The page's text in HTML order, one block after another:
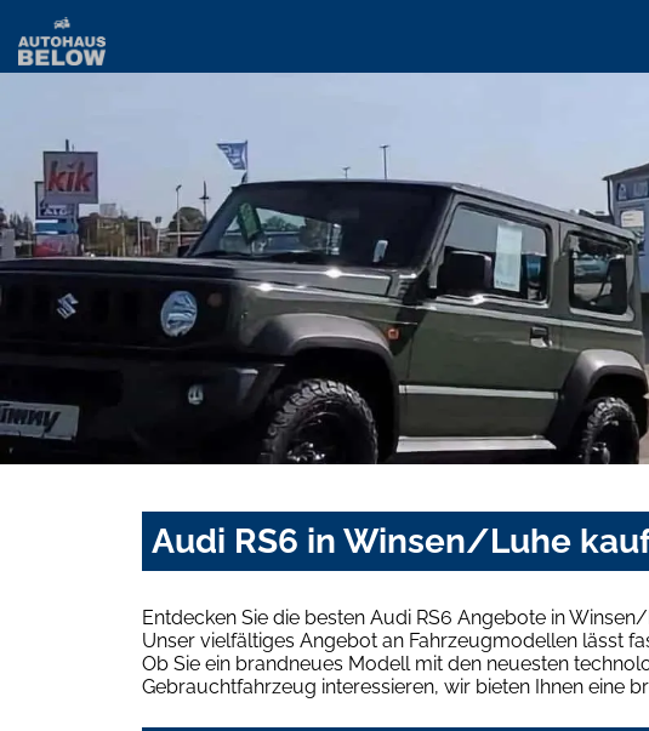
Audi RS6 in Winsen/Luhe
Entdecken Sie die besten Audi RS6 Angebote in
Unser vielfältiges Angebot an Fahrzeugmodellen lässt
Ob Sie ein brandneues Modell mit den neuesten
Gebrauchtfahrzeug interessieren, wir bieten Ihnen eine